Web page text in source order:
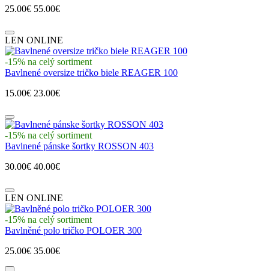
25.00€ 55.00€
LEN ONLINE
-15% na celý sortiment
Bavlnené oversize tričko biele REAGER 100
15.00€ 23.00€
-15% na celý sortiment
Bavlnené pánske šortky ROSSON 403
30.00€ 40.00€
LEN ONLINE
-15% na celý sortiment
Bavlněné polo tričko POLOER 300
25.00€ 35.00€